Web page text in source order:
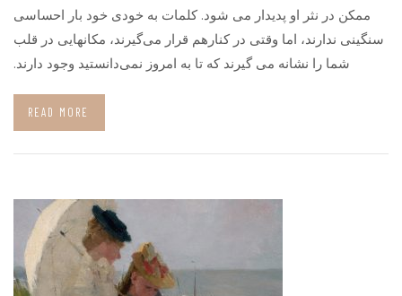
ممکن در نثر او پدیدار می شود. کلمات به خودی خود بار احساسی
سنگینی ندارند، اما وقتی در کنارهم قرار می‌گیرند، مکانهایی در قلب
شما را نشانه می گیرند که تا به امروز نمی‌دانستید وجود دارند.
READ MORE